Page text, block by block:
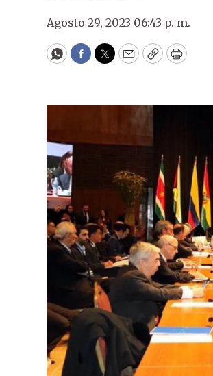
Agosto 29, 2023 06:43 p. m.
WhatsApp
Facebook
Twitter
EmailCopyPrint